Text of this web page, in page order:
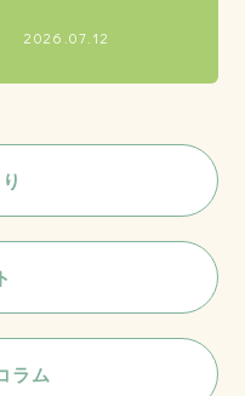
2026.07.12
ラム